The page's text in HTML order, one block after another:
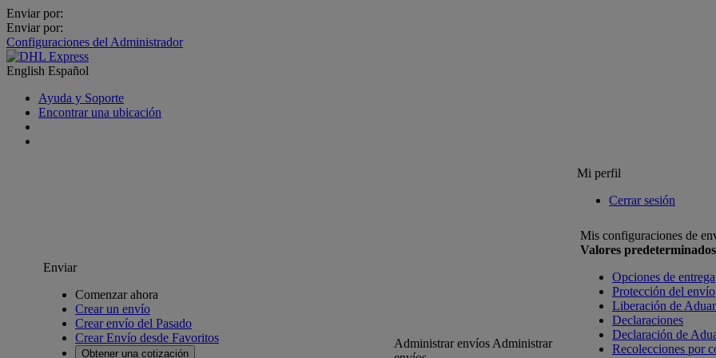
Enviar por:
Enviar por:
Configuraciones del Administrador
English Español
Ayuda y Soporte
Encontrar una ubicación
Mi perfil
Cerrar sesión
Enviar
Comenzar ahora
Crear un envío
Crear envío del Pasado
Crear Envío desde Favoritos
Obtener una cotización
Administrar envíos Administrar
Mis configuraciones de
Valores
Opciones de entrega
Protección del envío
Liberación de
Declaraciones
Declaración de
Recolecciones por